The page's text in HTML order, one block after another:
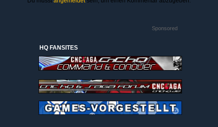
Sponsored
HQ FANSITES